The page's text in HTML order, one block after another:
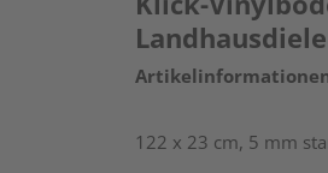
122 x 23 cm, 5 mm